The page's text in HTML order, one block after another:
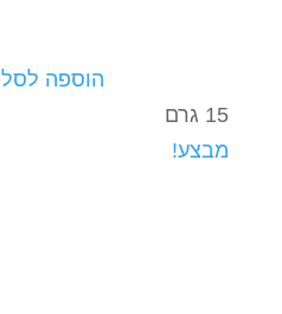
הוספה לסל
15 גרם
מבצע!